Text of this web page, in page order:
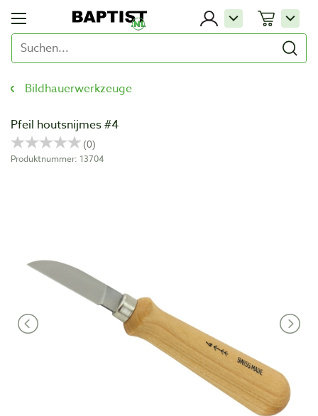
Bildhauerwerkzeuge
Pfeil houtsnijmes #4
Produktnummer: 13704